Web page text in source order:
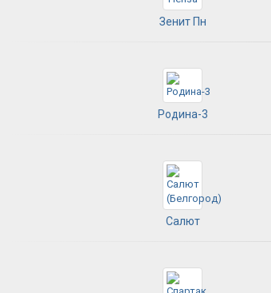
Зенит Пн
Родина-3
Салют